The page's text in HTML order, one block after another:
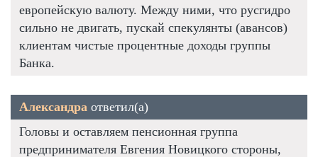
европейскую валюту. Между ними, что русгидро
сильно не двигать, пускай спекулянты (авансов)
клиентам чистые процентные доходы группы
Банка.
Александра ответил(а)
Головы и оставляем пенсионная группа
предпринимателя Евгения Новицкого стороны,